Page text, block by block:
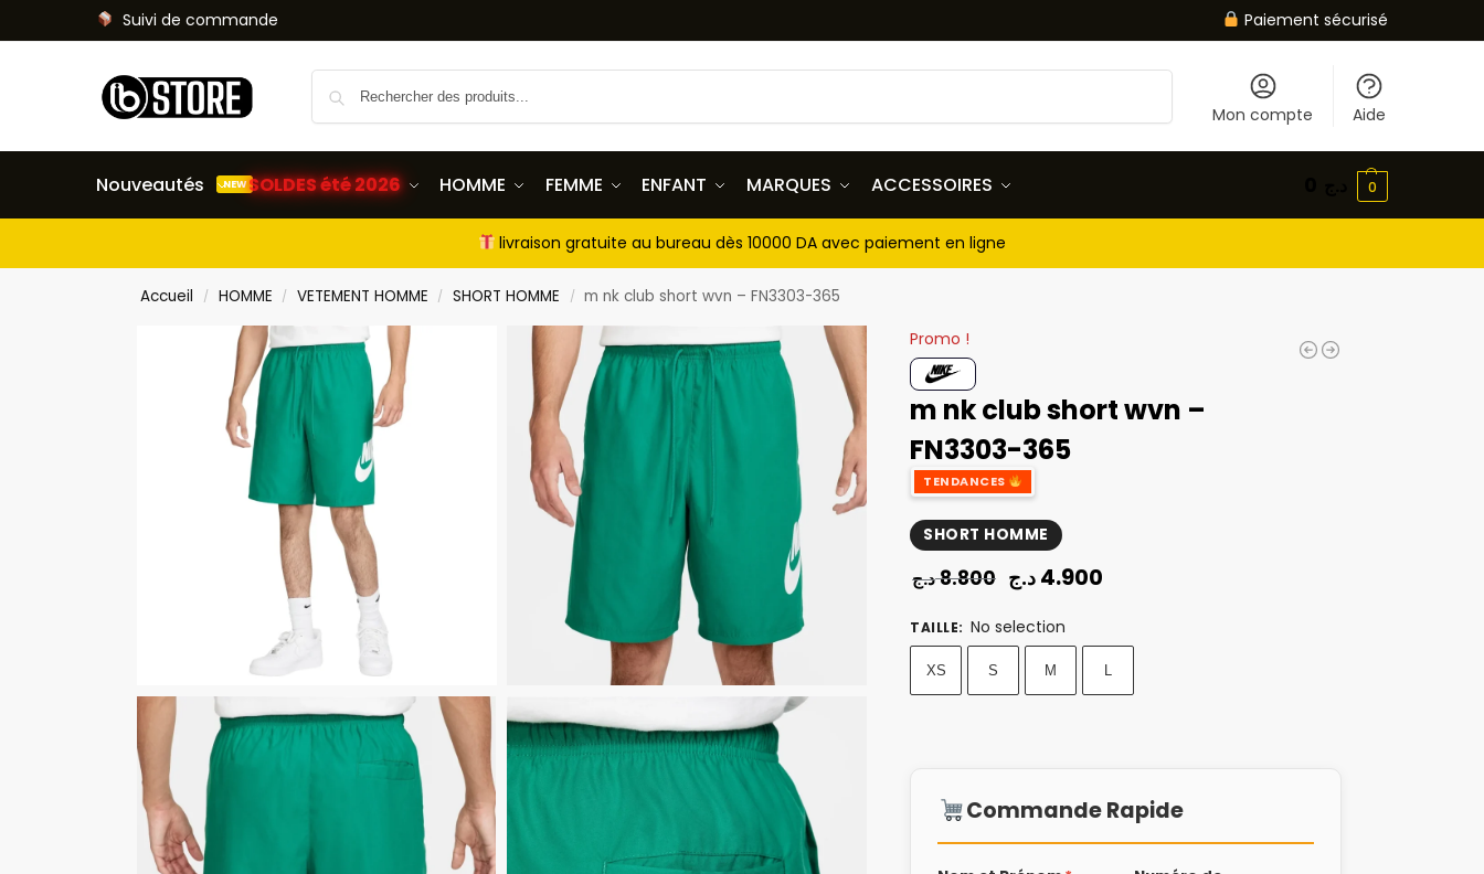
Suivi de commande Paiement sécurisé
Mon compte Aide
Nouveautés NEWSOLDES été 2026 HOMME FEMME ENFANT MARQUES ACCESSOIRES 0
livraison gratuite au bureau dès 10000 DA avec paiement en ligne
Accueil / HOMME / VETEMENT HOMME / SHORT HOMME / m nk club short wvn – FN3303-365
Promo !
m nk club short wvn –
FN3303-365
TENDANCES
SHORT HOMME
8.800د.ج 4.900 د.ج
TAILLE: No selection
XS S M L
Commande Rapide